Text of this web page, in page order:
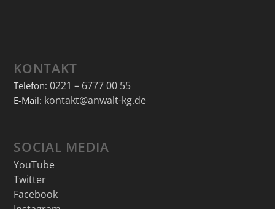
KONTAKT
Telefon: 0221 – 6777 00 55
E-Mail: kontakt@anwalt-kg.de
SOCIAL MEDIA
YouTube
Twitter
Facebook